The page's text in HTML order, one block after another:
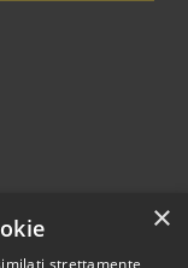
×
strettamente